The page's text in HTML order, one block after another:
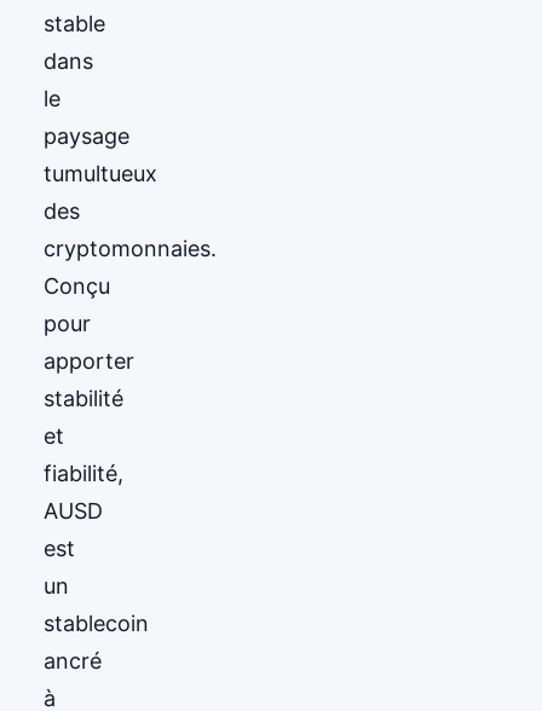
stable
dans
le
paysage
tumultueux
des
cryptomonnaies.
Conçu
pour
apporter
stabilité
et
fiabilité,
AUSD
est
un
stablecoin
ancré
à